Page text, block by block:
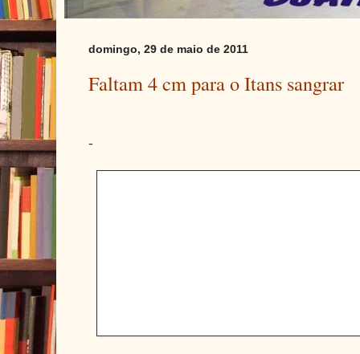
domingo, 29 de maio de 2011
Faltam 4 cm para o Itans sangrar
-